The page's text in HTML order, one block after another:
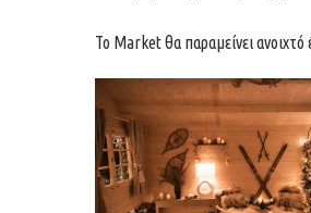
Το Market θα παραμείνει ανοιχτό